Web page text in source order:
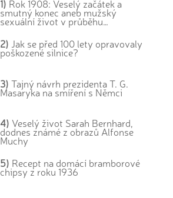
1) Rok 1908: Veselý začátek a
smutný konec aneb mužský
sexuální život v průběhu…
2) Jak se před 100 lety opravovaly
poškozené silnice?
3) Tajný návrh prezidenta T. G.
Masaryka na smíření s Němci
4) Veselý život Sarah Bernhard,
dodnes známé z obrazů Alfonse
Muchy
5) Recept na domácí bramborové
chipsy z roku 1936